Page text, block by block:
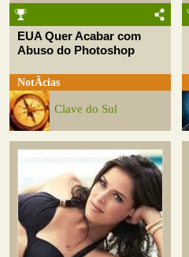
EUA Quer Acabar com
Abuso do Photoshop
NotÃ­cias
Clave do Sul